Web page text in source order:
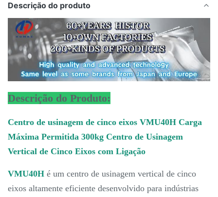
Descrição do produto
Descrição do Produto:
Centro de usinagem de cinco eixos VMU40H Carga
Máxima Permitida 300kg Centro de Usinagem
Vertical de Cinco Eixos com Ligação
VMU40H é um centro de usinagem vertical de cinco
eixos altamente eficiente desenvolvido para indústrias